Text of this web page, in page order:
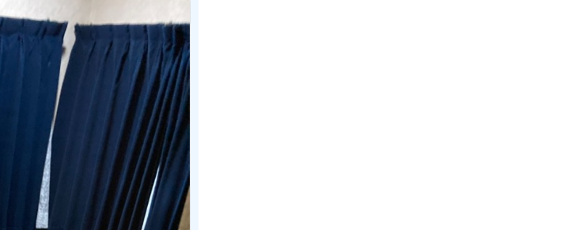
クレスト作業実績
お客様の声
対応エリア